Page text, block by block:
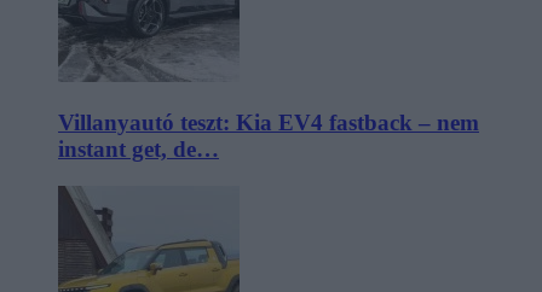
Villanyautó teszt: Kia EV4 fastback – nem
instant get, de…